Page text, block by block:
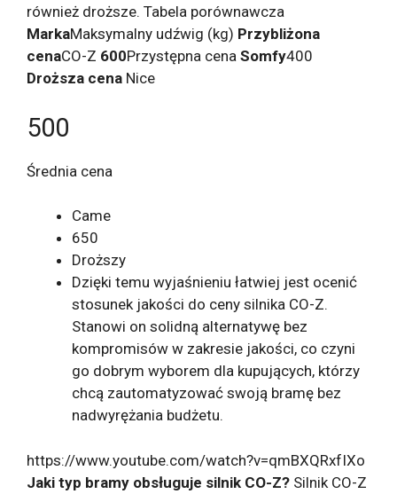
również droższe. Tabela porównawcza
MarkaMaksymalny udźwig (kg) Przybliżona
cenaCO-Z 600Przystępna cena Somfy400
Droższa cena Nice
500
Średnia cena
Came
650
Droższy
Dzięki temu wyjaśnieniu łatwiej jest ocenić
stosunek jakości do ceny silnika CO-Z.
Stanowi on solidną alternatywę bez
kompromisów w zakresie jakości, co czyni
go dobrym wyborem dla kupujących, którzy
chcą zautomatyzować swoją bramę bez
nadwyrężania budżetu.
https://www.youtube.com/watch?v=qmBXQRxfIXo
Jaki typ bramy obsługuje silnik CO-Z? Silnik CO-Z